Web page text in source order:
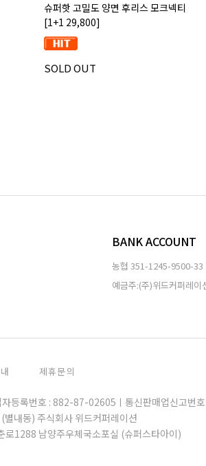
슈퍼핫 고밀도 양면 후리스 모크넥티
[1+1 29,800]
SOLD OUT
BANK ACCOUNT
농협 351-1245-9500-33
예금주:(주)위드커퍼레이
제휴문의
등록번호 : 882-87-02605ㅣ통신판매업신고번
내동) 주식회사 위드커퍼레이션
로1288 남양주우체국소포실 (슈퍼스타아이)